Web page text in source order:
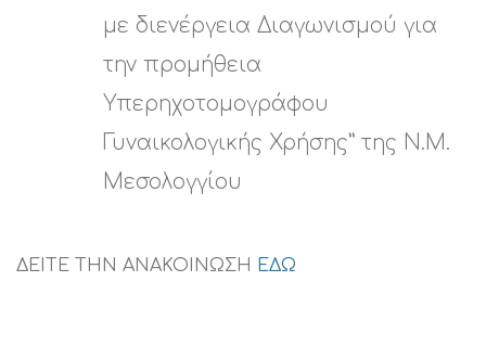
με διενέργεια Διαγωνισμού για
την προμήθεια
Υπερηχοτομογράφου
Γυναικολογικής Χρήσης” της Ν.Μ.
Μεσολογγίου
ΔΕΙΤΕ ΤΗΝ ΑΝΑΚΟΙΝΩΣΗ ΕΔΩ